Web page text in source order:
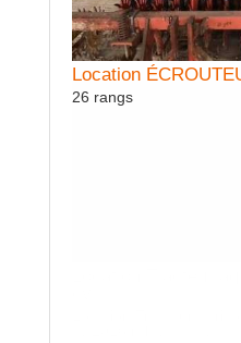
Location
26 rangs